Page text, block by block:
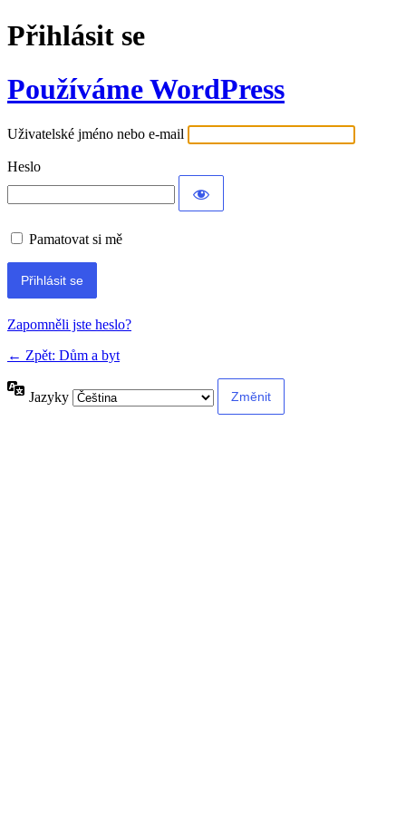
Přihlásit se
Používáme WordPress
Uživatelské jméno nebo e-mail
Heslo
Pamatovat si mě
Alternative:
Zapomněli jste heslo?
← Zpět: Dům a byt
Jazyky